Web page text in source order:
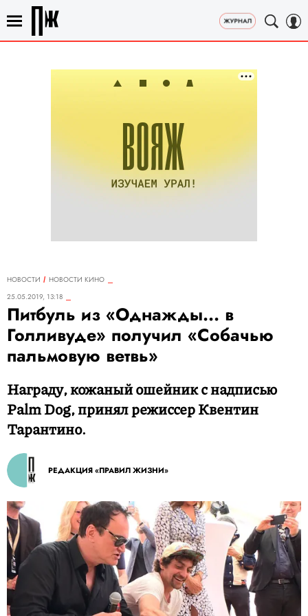
НОВОСТИ
НОВОСТИ КИНО
25.05.2019, 13:18
Питбуль из «Однажды... в
Голливуде» получил «Собачью
пальмовую ветвь»
Награду, кожаный ошейник с надписью
Palm Dog, принял режиссер Квентин
Тарантино.
РЕДАКЦИЯ «ПРАВИЛ ЖИЗНИ»